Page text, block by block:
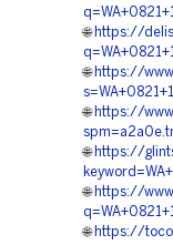
🌐 https://
🌐 https://
🌐 https://
🌐 https://
🌐 https://
🌐 https://